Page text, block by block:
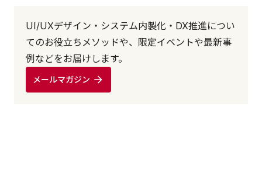
UI/UXデザイン・システム内製化・DX推進につい
てのお役立ちメソッドや、限定イベントや最新事
例などをお届けします。
メールマガジン